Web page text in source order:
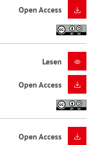
Open Access
Lesen
Open Access
Open Access